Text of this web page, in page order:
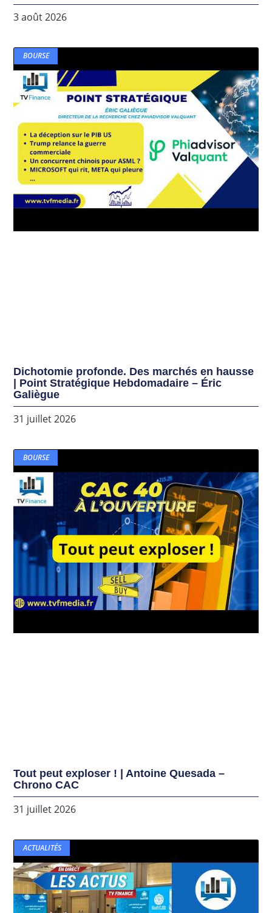
3 août 2026
BOURSE
Dichotomie profonde. Des marchés en hausse
| Point Stratégique Hebdomadaire – Éric
Galiègue
31 juillet 2026
BOURSE
Tout peut exploser ! | Antoine Quesada –
Chrono CAC
31 juillet 2026
ACTUALITÉS